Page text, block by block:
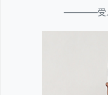
————受